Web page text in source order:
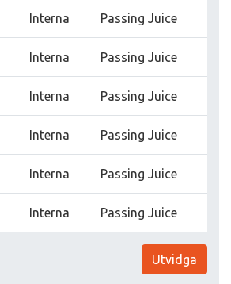
Interna Passing Juice
Interna Passing Juice
Interna Passing Juice
Interna Passing Juice
Interna Passing Juice
Interna Passing Juice
Utvidga